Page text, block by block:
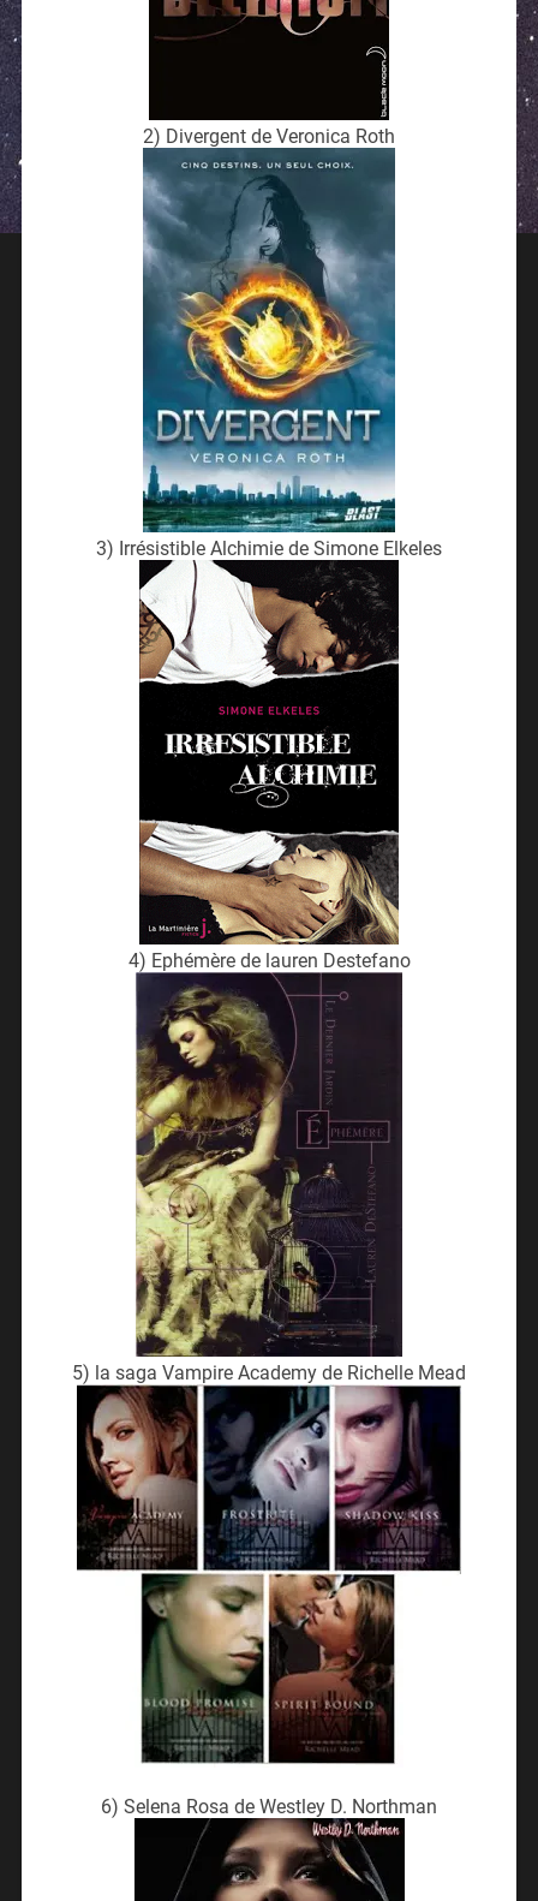
2) Divergent de Veronica Roth
3) Irrésistible Alchimie de Simone Elkeles
4) Ephémère de lauren Destefano
5) la saga Vampire Academy de Richelle Mead
6) Selena Rosa de Westley D. Northman